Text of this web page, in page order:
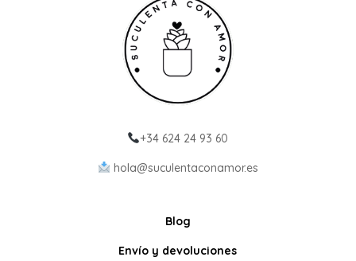
+34 624 24 93 60
hola@suculentaconamor.es
Blog
Envío y devoluciones